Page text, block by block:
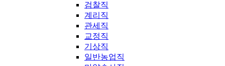
검찰직
계리직
관세직
교정직
기상직
일반농업직